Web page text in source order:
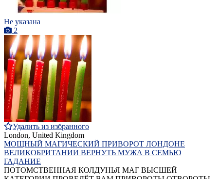
Не указана
2
Удалить из избранного
London, United Kingdom
МОЩНЫЙ МАГИЧЕСКИЙ ПРИВОРОТ ЛОНДОНЕ
ВЕЛИКОБРИТАНИИ ВЕРНУТЬ МУЖА В СЕМЬЮ
ГАДАНИЕ
ПОТОМСТВЕННАЯ КОЛДУНЬЯ МАГ ВЫСШЕЙ